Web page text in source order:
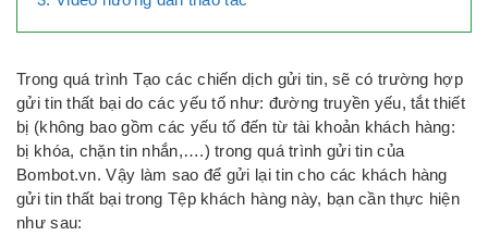
Trong quá trình Tạo các chiến dịch gửi tin, sẽ có trường hợp
gửi tin thất bại do các yếu tố như: đường truyền yếu, tắt thiết
bị (không bao gồm các yếu tố đến từ tài khoản khách hàng:
bị khóa, chặn tin nhắn,….) trong quá trình gửi tin của
Bombot.vn. Vậy làm sao để gửi lại tin cho các khách hàng
gửi tin thất bại trong Tệp khách hàng này, bạn cần thực hiện
như sau: